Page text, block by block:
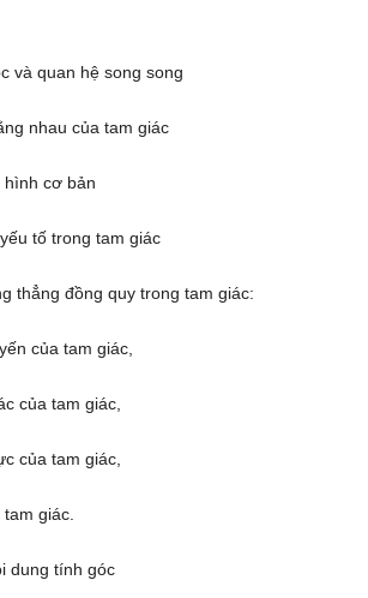
và quan hệ song song
nhau của tam giác
hình cơ bản
tố trong tam giác
thẳng đồng quy trong tam giác:
của tam giác,
của tam giác,
của tam giác,
giác.
dung tính góc